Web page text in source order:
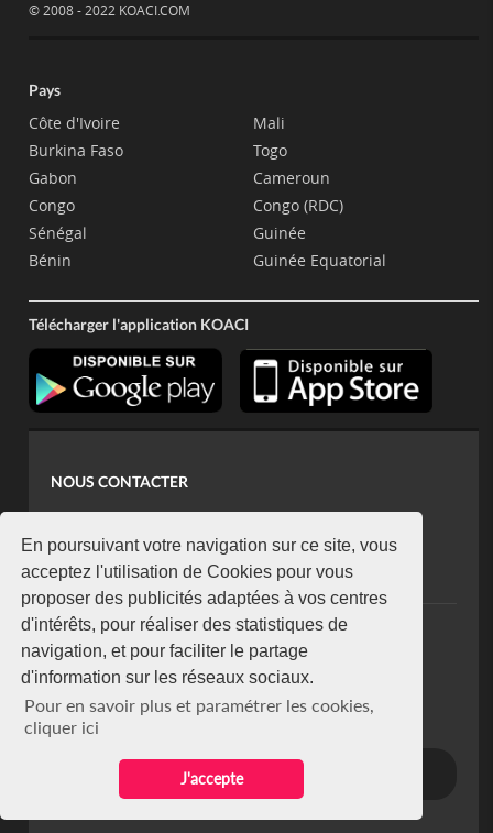
En poursuivant votre navigation sur ce site, vous
acceptez l'utilisation de Cookies pour vous
proposer des publicités adaptées à vos centres
d'intérêts, pour réaliser des statistiques de
navigation, et pour faciliter le partage
d'information sur les réseaux sociaux.
Pour en savoir plus et paramétrer les cookies,
cliquer ici
J'accepte
© 2008 - 2022 KOACI.COM
Pays
Côte d'Ivoire
Burkina Faso
Gabon
Congo
Sénégal
Bénin
Mali
Togo
Cameroun
Congo (RDC)
Guinée
Guinée Equatorial
Télécharger l'application KOACI
NOUS CONTACTER
koaci@yahoo.fr
+225 07 08 85 52 93
NEWSLETTER
Restez connecté via notre newsletter
S'abonner
Se désabonner